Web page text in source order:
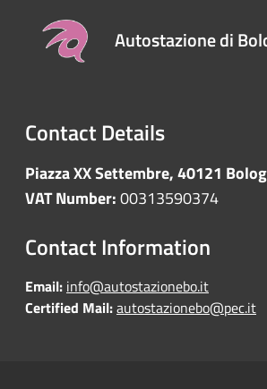
Autostazione di
Contact Details
Piazza XX Settembre, 40121
VAT Number:00313590374
Contact Information
Email: info@autostazionebo.it
Certified Mail:autostazionebo@pec.it